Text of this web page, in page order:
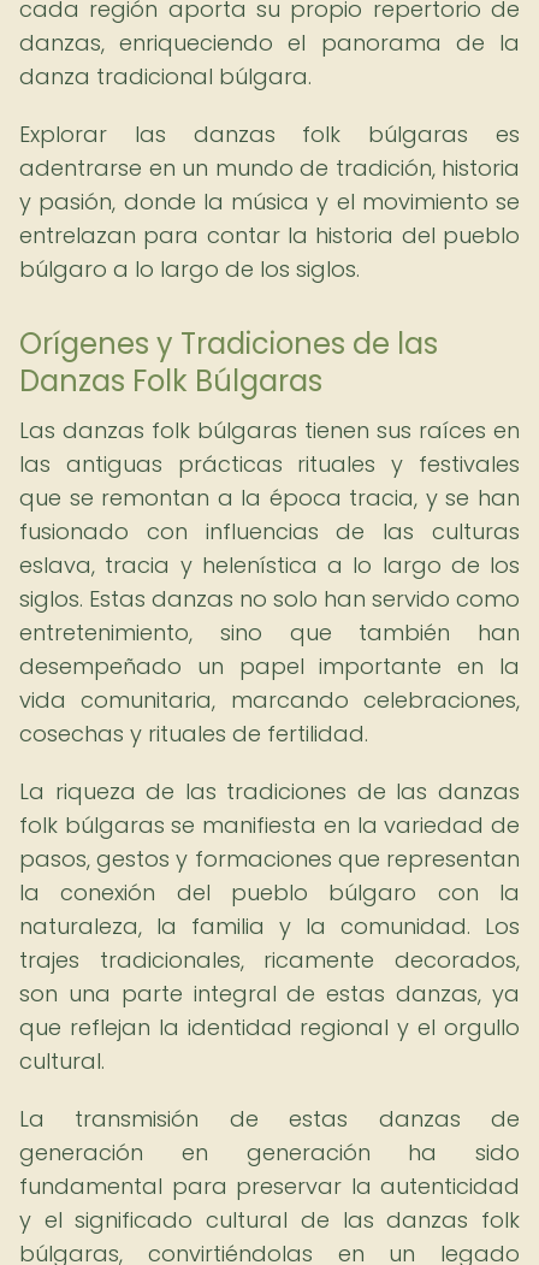
cada región aporta su propio repertorio de
danzas, enriqueciendo el panorama de la
danza tradicional búlgara.
Explorar las danzas folk búlgaras es
adentrarse en un mundo de tradición, historia
y pasión, donde la música y el movimiento se
entrelazan para contar la historia del pueblo
búlgaro a lo largo de los siglos.
Orígenes y Tradiciones de las
Danzas Folk Búlgaras
Las danzas folk búlgaras tienen sus raíces en
las antiguas prácticas rituales y festivales
que se remontan a la época tracia, y se han
fusionado con influencias de las culturas
eslava, tracia y helenística a lo largo de los
siglos. Estas danzas no solo han servido como
entretenimiento, sino que también han
desempeñado un papel importante en la
vida comunitaria, marcando celebraciones,
cosechas y rituales de fertilidad.
La riqueza de las tradiciones de las danzas
folk búlgaras se manifiesta en la variedad de
pasos, gestos y formaciones que representan
la conexión del pueblo búlgaro con la
naturaleza, la familia y la comunidad. Los
trajes tradicionales, ricamente decorados,
son una parte integral de estas danzas, ya
que reflejan la identidad regional y el orgullo
cultural.
La transmisión de estas danzas de
generación en generación ha sido
fundamental para preservar la autenticidad
y el significado cultural de las danzas folk
búlgaras, convirtiéndolas en un legado